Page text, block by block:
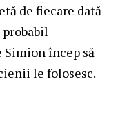
de fiecare dată
încep să
le folosesc.